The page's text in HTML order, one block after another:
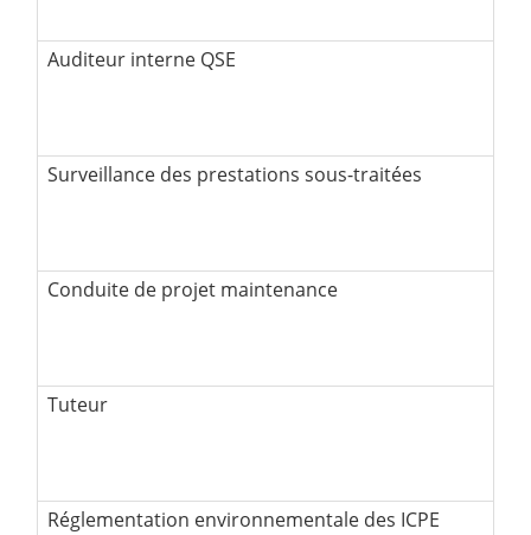
Surveillance des prestations sous-traitées
Conduite de projet maintenance
Réglementation environnementale des ICPE